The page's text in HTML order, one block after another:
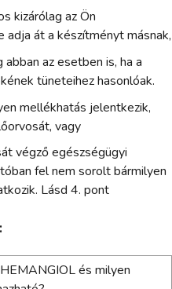
kizárólag az Ön
adja át a készítményt másnak,
az esetben is, ha a
tüneteihez hasonlóak.
mellékhatás jelentkezik,
vagy
végző egészségügyi
fel nem sorolt bármilyen
Lásd 4. pont
és milyen